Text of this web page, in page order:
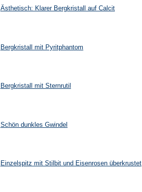
Ästhetisch: Klarer Bergkristall auf Calcit
Bergkristall mit Pyritphantom
Bergkristall mit Sternrutil
Schön dunkles Gwindel
Einzelspitz mit Stilbit und Eisenrosen überkrustet